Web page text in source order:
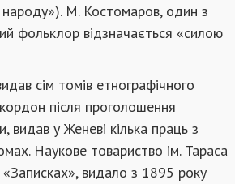
народу»). М. Костомаров, один з
фольклор відзначається «силою
сім томів етнографічного
після проголошення
видав у Женеві кілька праць з
Наукове товариство ім. Тараса
«Записках», видало з 1895 року